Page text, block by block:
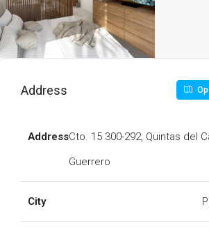
Address
AddressCto. 15 300-292, Quintas del
Guerrero
City